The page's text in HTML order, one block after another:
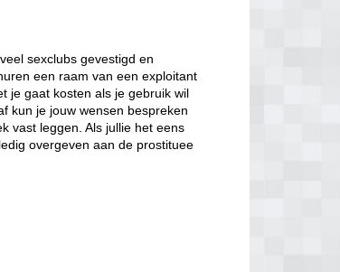
sexclubs gevestigd en
een raam van een exploitant
je gaat kosten als je gebruik wil
kun je jouw wensen bespreken
vast leggen. Als jullie het eens
overgeven aan de prostituee